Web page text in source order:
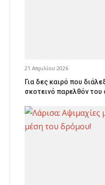
21 Απριλίου 2026
Για δες καιρό που
σκοτεινό παρελθόν του